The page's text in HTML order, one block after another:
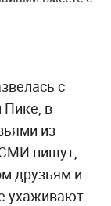
с
Пике, в
из
пишут,
друзьям и
ухаживают